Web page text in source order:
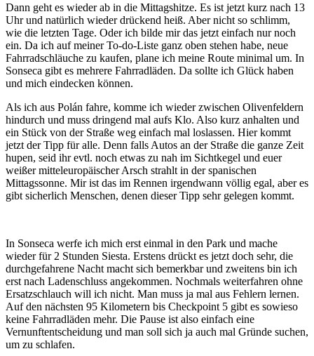
Dann geht es wieder ab in die Mittagshitze. Es ist jetzt kurz nach 13
Uhr und natürlich wieder drückend heiß. Aber nicht so schlimm,
wie die letzten Tage. Oder ich bilde mir das jetzt einfach nur noch
ein. Da ich auf meiner To-do-Liste ganz oben stehen habe, neue
Fahrradschläuche zu kaufen, plane ich meine Route minimal um. In
Sonseca gibt es mehrere Fahrradläden. Da sollte ich Glück haben
und mich eindecken können.
Als ich aus Polán fahre, komme ich wieder zwischen Olivenfeldern
hindurch und muss dringend mal aufs Klo. Also kurz anhalten und
ein Stück von der Straße weg einfach mal loslassen. Hier kommt
jetzt der Tipp für alle. Denn falls Autos an der Straße die ganze Zeit
hupen, seid ihr evtl. noch etwas zu nah im Sichtkegel und euer
weißer mitteleuropäischer Arsch strahlt in der spanischen
Mittagssonne. Mir ist das im Rennen irgendwann völlig egal, aber es
gibt sicherlich Menschen, denen dieser Tipp sehr gelegen kommt.
In Sonseca werfe ich mich erst einmal in den Park und mache
wieder für 2 Stunden Siesta. Erstens drückt es jetzt doch sehr, die
durchgefahrene Nacht macht sich bemerkbar und zweitens bin ich
erst nach Ladenschluss angekommen. Nochmals weiterfahren ohne
Ersatzschlauch will ich nicht. Man muss ja mal aus Fehlern lernen.
Auf den nächsten 95 Kilometern bis Checkpoint 5 gibt es sowieso
keine Fahrradläden mehr. Die Pause ist also einfach eine
Vernunftentscheidung und man soll sich ja auch mal Gründe suchen,
um zu schlafen.